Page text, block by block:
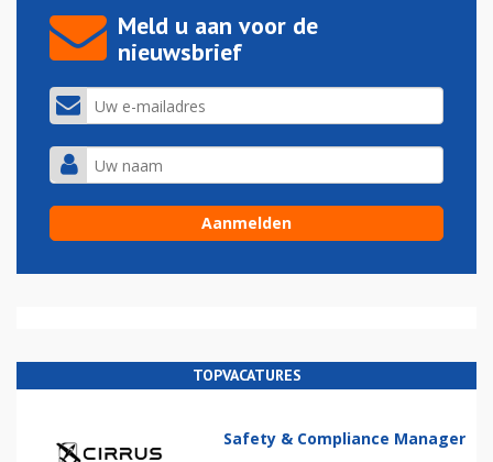
Meld u aan voor de
nieuwsbrief
TOPVACATURES
Safety & Compliance Manager